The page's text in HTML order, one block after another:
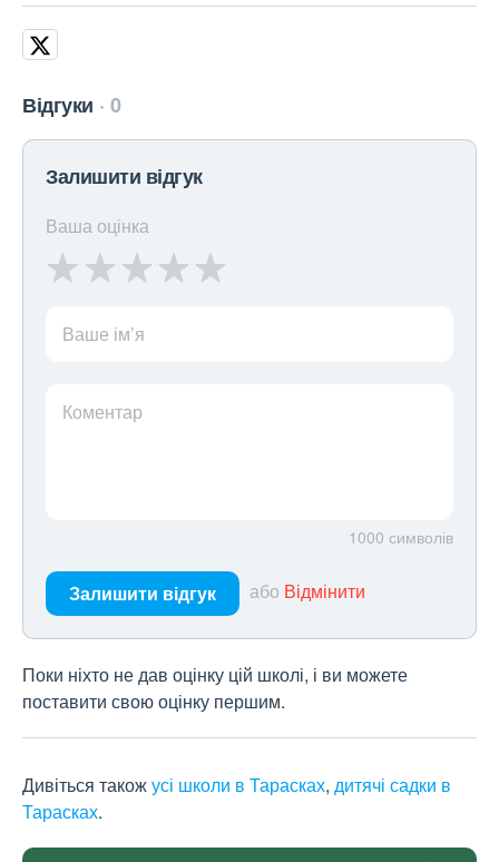
Відгуки 0
Залишити відгук
Ваша оцінка
Ваше ім’я
Коментар
1000 символів
Залишити відгук або Відмінити
Поки ніхто не дав оцінку цій школі, і ви можете
поставити свою оцінку першим.
Дивіться такожусі школи в Тарасках, дитячі садки в
Тарасках.